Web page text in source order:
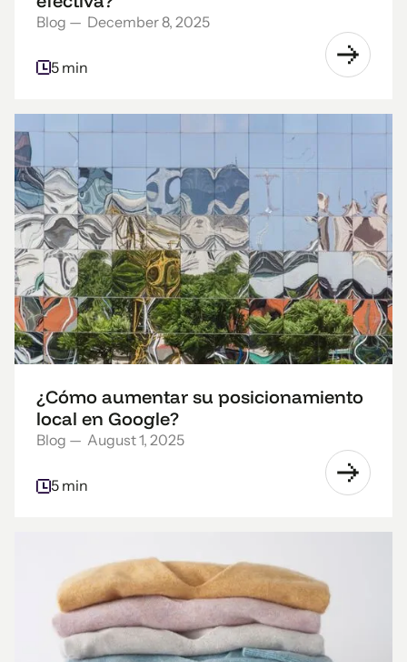
Blog — December 8, 2025
5 min
¿Cómo aumentar su posicionamiento
local en Google?
Blog — August 1, 2025
5 min